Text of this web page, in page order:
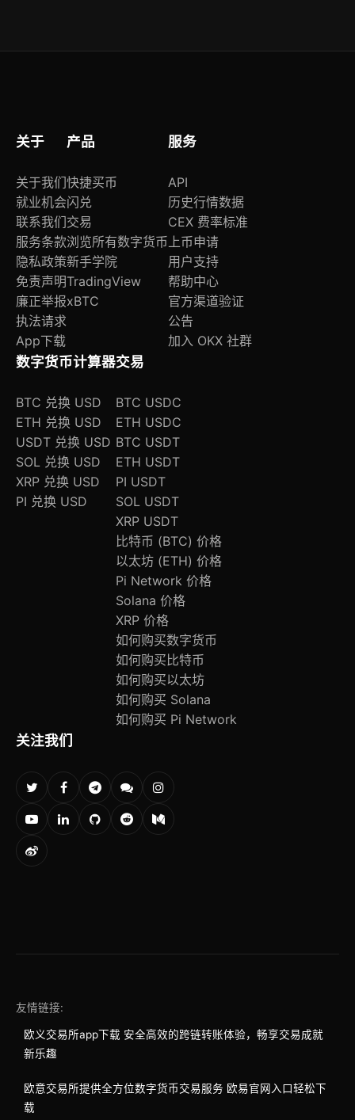
证」中开启。该功能仅在本地设备加密存储凭证，
关注我们
关于
关于我们
就业机会
联系我们
服务条款
隐私政策
免责声明
廉正举报
执法请求
App下载
产品
快捷买币
闪兑
交易
浏览所有数字货币
新手学院
TradingView
xBTC
服务
API
历史行情数据
CEX 费率标准
上币申请
用户支持
帮助中心
官方渠道验证
公告
加入 OKX 社群
数字货币计算器
BTC 兑换 USD
ETH 兑换 USD
USDT 兑换 USD
SOL 兑换 USD
XRP 兑换 USD
PI 兑换 USD
交易
BTC USDC
ETH USDC
BTC USDT
ETH USDT
PI USDT
SOL USDT
XRP USDT
比特币 (BTC) 价格
以太坊 (ETH) 价格
Pi Network 价格
Solana 价格
XRP 价格
如何购买数字货币
如何购买比特币
如何购买以太坊
如何购买 Solana
如何购买 Pi Network
友情链接:
欧义交易所app下载 安全高效的跨链转账体验，畅享交易成就
新乐趣
欧意交易所提供全方位数字货币交易服务 欧易官网入口轻松下
载